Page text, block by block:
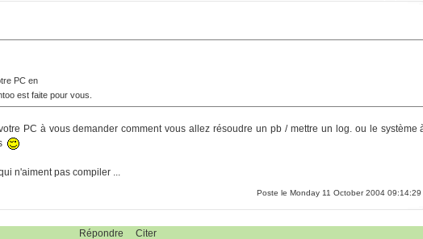
PC en
est faite pour vous.
PC à vous demander comment vous allez résoudre un pb / mettre un log. ou le système
n'aiment pas compiler ...
Poste le Monday 11 October 2004 09:14:29
Répondre Citer